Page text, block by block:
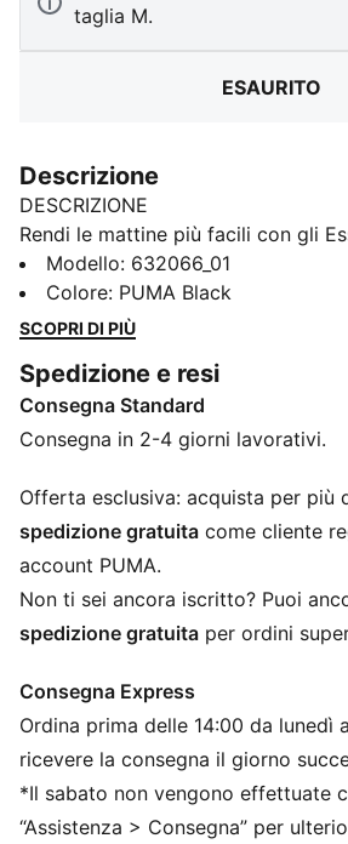
taglia M.
ESAURITO
Descrizione
DESCRIZIONE
Rendi le mattine più facili con gli
tuoi nuovi punti di riferimento per le
impegnative. Unendo vibes retrò e
questi capi versatili ti faranno
CARATTERISTICHE + VANTAGGI
Con almeno il 20% di materiale
DETTAGLI
Materiale principale 2:
Modello con cappuccio
Maniche lunghe
Lunghezza: Regolare
Tasche: Tasca a marsupio
Modello: 632066_01
Colore: PUMA Black
SCOPRI DI PIÙ
Spedizione e resi
Consegna Standard
Consegna in 2-4 giorni lavorativi.
Offerta esclusiva: acquista per più
spedizione gratuita come cliente
account PUMA.
Non ti sei ancora iscritto? Puoi
spedizione gratuita per ordini
Consegna Express
Ordina prima delle 14:00 da lunedì
ricevere la consegna il giorno
*Il sabato non vengono effettuate
“Assistenza > Consegna” per